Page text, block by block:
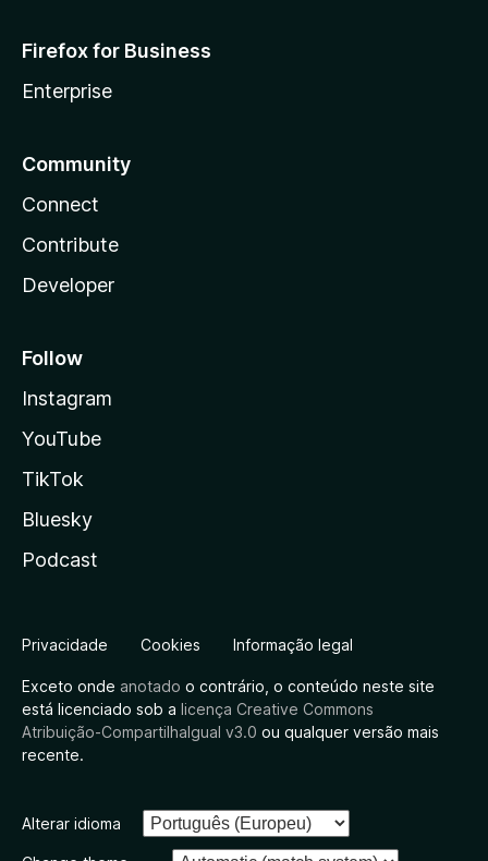
Firefox for Business
Enterprise
Community
Connect
Contribute
Developer
Follow
Instagram
YouTube
TikTok
Bluesky
Podcast
Privacidade Cookies Informação legal
Exceto onde anotado o contrário, o conteúdo neste site
está licenciado sob a licença Creative Commons
Atribuição-CompartilhaIgual v3.0 ou qualquer versão mais
recente.
Alterar idioma